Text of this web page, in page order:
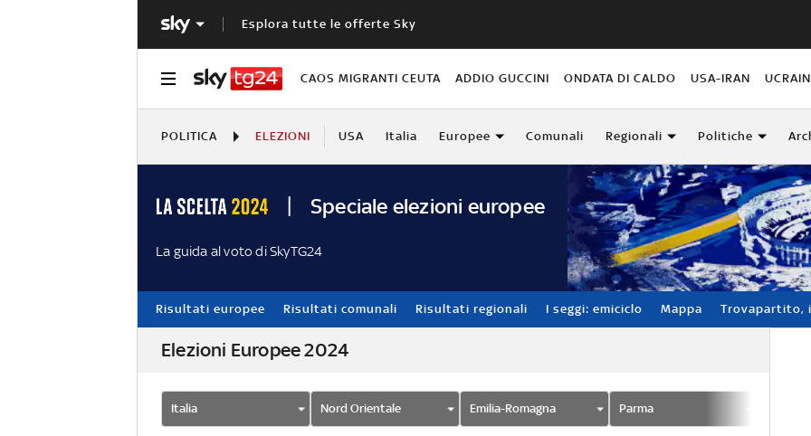
Esplora tutte le offerte Sky
CAOS MIGRANTI CEUTA ADDIO GUCCINI ONDATA DI CALDO USA-IRAN
POLITICA ELEZIONI USA Italia Europee Comunali Regionali Politiche
Speciale elezioni europee
La guida al voto di SkyTG24
Risultati europee Risultati comunali Risultati regionali I seggi: emiciclo Mappa Trovapartito,
Elezioni Europee 2024
Italia Nord Orientale Emilia-Romagna Parma